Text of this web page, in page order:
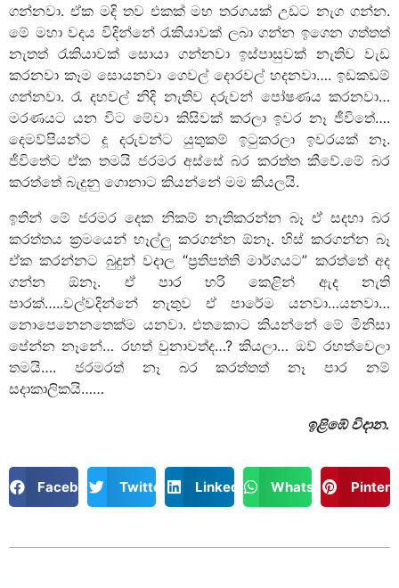
ගන්නවා. ඒක මදි තව එකක් මහ තරගයක් උඩට නැග ගන්න.
මේ මහා වදය විදින්නේ රැකියාවක් ලබා ගන්න ඉගෙන ගත්තත්
නැතත් රැකියාවක් සොයා ගන්නවා ඉස්පාසුවක් නැතිව වැඩ
කරනවා කෑම සොයනවා ගෙවල් දොරවල් හදනවා…. ඉඩකඩම්
ගන්නවා. රැ දහවල් නිදි නැතිව දරුවන් පෝෂණය කරනවා…
මරණයට යන විට මේවා කිසිවක් කරලා ඉවර නෑ ජීවිතේ….
දෙමව්පියන්ට දූ දරුවන්ට යුතුකම් ඉටුකරලා ඉවරයක් නෑ.
ජීවිතේට ඒක තමයි ජරමර අස්සේ බර කරත්ත කීවේ.මේ බර
කරත්තේ බැදුනු ගොනාට කියන්නේ මම කියලයි.
ඉතින් මේ ජරමර දෙක නිකම් නැතිකරන්න බෑ ඒ සදහා බර
කරත්තය ක්‍රමයෙන් හෑල්ලු කරගන්න ඕනෑ. හිස් කරගන්න බෑ
ඒක කරන්නට බුදුන් වදාල “ප්‍රතිපත්ති මාර්ගයට” කරත්තේ අද
ගන්න ඕනෑ. ඒ පාර හරි කෙළින් ඇද නැති
පාරක්…..වල්වදින්නේ නැතුව ඒ පාරේම යනවා…යනවා…
නොපෙනෙනතෙක්ම යනවා. එතකොට කියන්නේ මේ මිනිසා
පේන්න නෑනේ… රහත් වුනාවත්ද…? කියලා… ඔව් රහත්වෙලා
තමයි…. ජරමරත් නෑ බර කරත්තත් නෑ පාර නම්
සදාකාලිකයි……
ඉළිඹේ විදාන.
Facebook Twitter LinkedIn WhatsApp